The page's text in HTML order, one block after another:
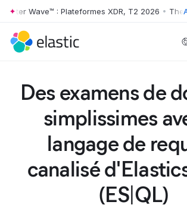
Skip to main content
Wave™ : Plateformes XDR, T2 2026 • The
Des examens de
simplissimes
langage de
canalisé
(ES|QL)